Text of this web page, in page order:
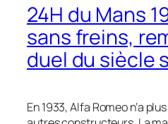
24H du Mans
sans freins,
duel du siècle
En 1933, Alfa Romeo n’a